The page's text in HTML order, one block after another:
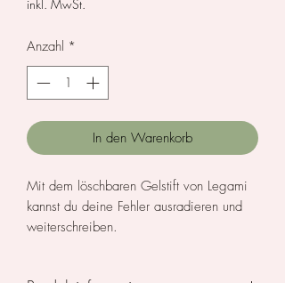
inkl. MwSt.
Anzahl *
In den Warenkorb
Mit dem löschbaren Gelstift von Legami
kannst du deine Fehler ausradieren und
weiterschreiben.